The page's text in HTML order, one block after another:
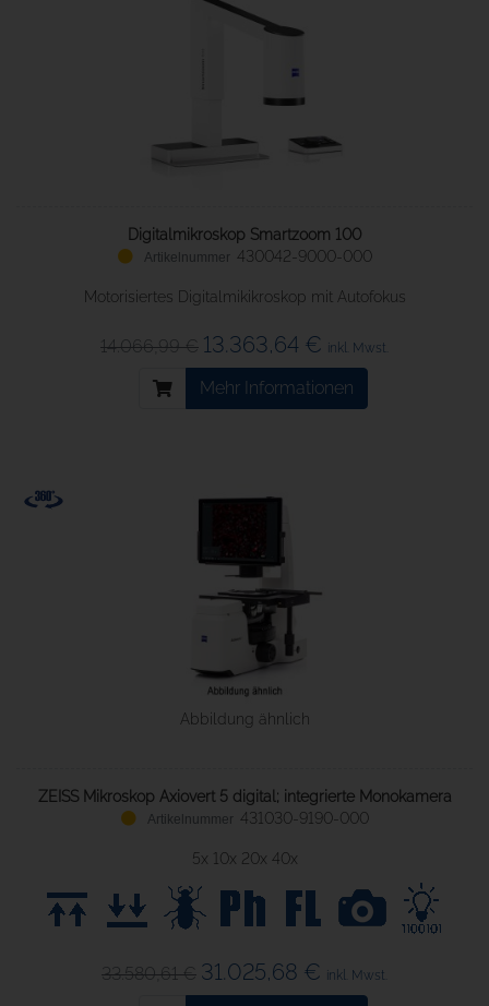
Digitalmikroskop Smartzoom 100
430042-9000-000
Motorisiertes Digitalmikikroskop mit Autofokus
14.066,99 € 13.363,64 € inkl. Mwst.
Mehr Informationen
Abbildung ähnlich
ZEISS Mikroskop Axiovert 5 digital; integrierte Monokamera
431030-9190-000
5x 10x 20x 40x
33.580,61 € 31.025,68 € inkl. Mwst.